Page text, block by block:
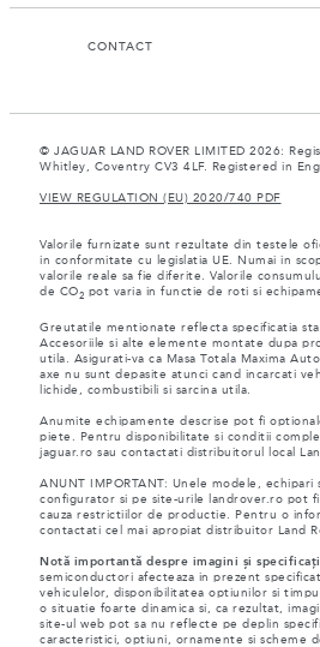
CONTACT
© JAGUAR LAND ROVER LIMITED 2026:
Whitley, Coventry CV3 4LF. Registered in
VIEW REGULATION (EU) 2020/740 PDF
Valorile furnizate sunt rezultate din testele
in conformitate cu legislatia UE. Numai in
valorile reale sa fie diferite. Valorile
de CO2 pot varia in functie de roti si
Greutatile mentionate reflecta specificatia
Accesoriile si alte elemente montate dupa
utila. Asigurati-va ca Masa Totala Maxima
axe nu sunt depasite atunci cand incarcati
lichide, combustibili si sarcina utila.
Anumite echipamente descrise pot fi
piete. Pentru disponibilitate si conditii
jaguar.ro sau contactati distribuitorul local
ANUNT IMPORTANT: Unele modele, echipari
configurator si pe site-urile landrover.ro pot
cauza restrictiilor de productie. Pentru o
contactati cel mai apropiat distribuitor Land
Notă importantă despre imagini și
semiconductori afecteaza in prezent
vehiculelor, disponibilitatea optiunilor si
o situatie foarte dinamica si, ca rezultat,
site-ul web pot sa nu reflecte pe deplin
caracteristici, optiuni, ornamente si scheme